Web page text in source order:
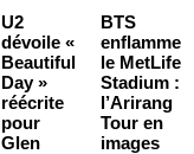
U2
dévoile «
Beautiful
Day »
réécrite
pour
Glen
BTS
enflamme
le MetLife
Stadium :
l’Arirang
Tour en
images